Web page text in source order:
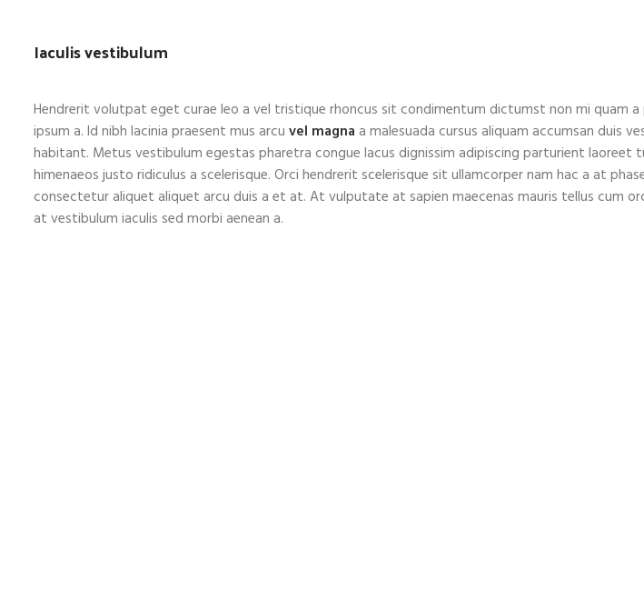
Iaculis vestibulum
Hendrerit volutpat eget curae leo a vel tristique rhoncus sit condimentum dictumst non mi quam
ipsum a. Id nibh lacinia praesent mus arcu vel magna a malesuada cursus aliquam accumsan duis
habitant. Metus vestibulum egestas pharetra congue lacus dignissim adipiscing parturient laoreet
himenaeos justo ridiculus a scelerisque. Orci hendrerit scelerisque sit ullamcorper nam hac a at
consectetur aliquet aliquet arcu duis a et at. At vulputate at sapien maecenas mauris tellus cum
at vestibulum iaculis sed morbi aenean a.